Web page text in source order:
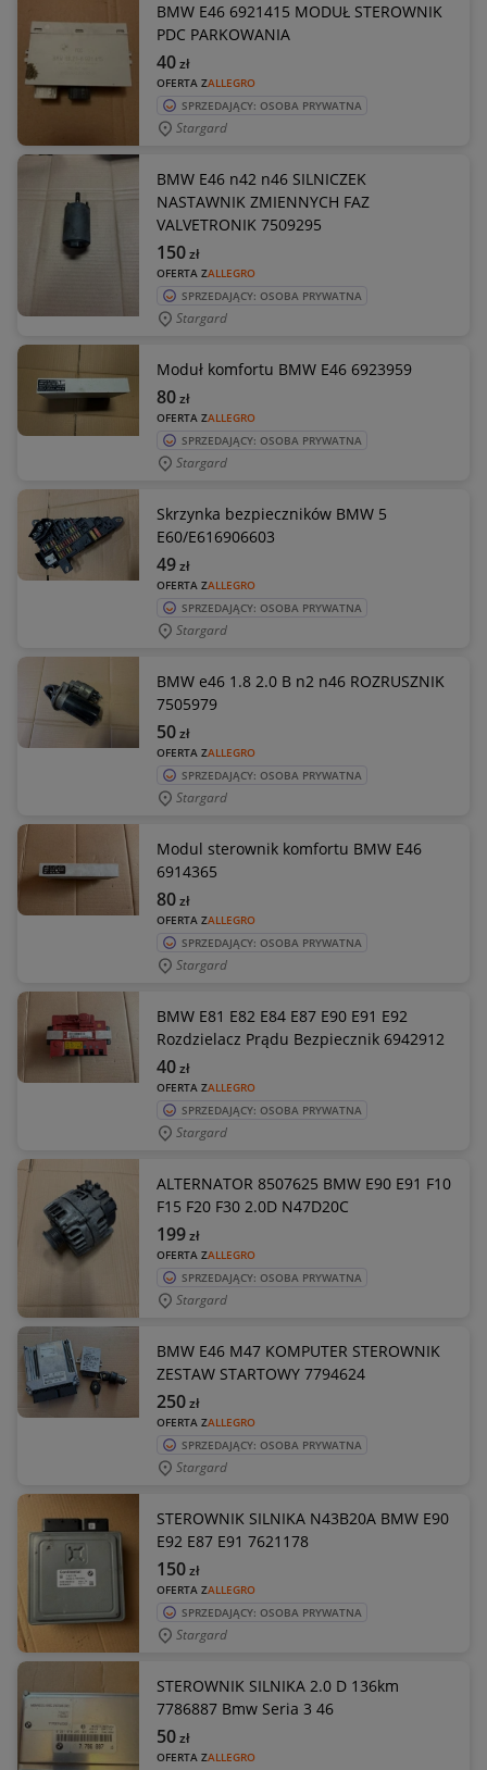
BMW E46 6921415 MODUŁ STEROWNIK
PDC PARKOWANIA
OFERTA ZALLEGRO
40zł
SPRZEDAJĄCY: OSOBA PRYWATNA
Stargard
BMW E46 n42 n46 SILNICZEK
NASTAWNIK ZMIENNYCH FAZ
VALVETRONIK 7509295
OFERTA ZALLEGRO
150zł
SPRZEDAJĄCY: OSOBA PRYWATNA
Stargard
Moduł komfortu BMW E46 6923959
OFERTA ZALLEGRO
80zł
SPRZEDAJĄCY: OSOBA PRYWATNA
Stargard
Skrzynka bezpieczników BMW 5
E60/E616906603
OFERTA ZALLEGRO
49zł
SPRZEDAJĄCY: OSOBA PRYWATNA
Stargard
BMW e46 1.8 2.0 B n2 n46 ROZRUSZNIK
7505979
OFERTA ZALLEGRO
50zł
SPRZEDAJĄCY: OSOBA PRYWATNA
Stargard
Modul sterownik komfortu BMW E46
6914365
OFERTA ZALLEGRO
80zł
SPRZEDAJĄCY: OSOBA PRYWATNA
Stargard
BMW E81 E82 E84 E87 E90 E91 E92
Rozdzielacz Prądu Bezpiecznik 6942912
OFERTA ZALLEGRO
40zł
SPRZEDAJĄCY: OSOBA PRYWATNA
Stargard
ALTERNATOR 8507625 BMW E90 E91 F10
F15 F20 F30 2.0D N47D20C
OFERTA ZALLEGRO
199zł
SPRZEDAJĄCY: OSOBA PRYWATNA
Stargard
BMW E46 M47 KOMPUTER STEROWNIK
ZESTAW STARTOWY 7794624
OFERTA ZALLEGRO
250zł
SPRZEDAJĄCY: OSOBA PRYWATNA
Stargard
STEROWNIK SILNIKA N43B20A BMW E90
E92 E87 E91 7621178
OFERTA ZALLEGRO
150zł
SPRZEDAJĄCY: OSOBA PRYWATNA
Stargard
STEROWNIK SILNIKA 2.0 D 136km
7786887 Bmw Seria 3 46
OFERTA ZALLEGRO
50zł